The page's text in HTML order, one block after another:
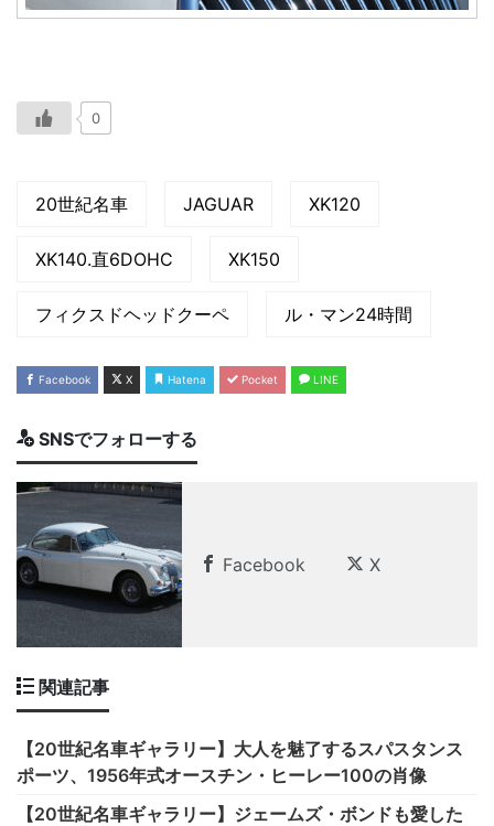
0
20世紀名車 JAGUAR XK120
XK140.直6DOHC XK150
フィクスドヘッドクーペ ル・マン24時間
Facebook X Hatena Pocket LINE
SNSでフォローする
Facebook X
関連記事
【20世紀名車ギャラリー】大人を魅了するスパスタンス
ポーツ、1956年式オースチン・ヒーレー100の肖像
【20世紀名車ギャラリー】ジェームズ・ボンドも愛した